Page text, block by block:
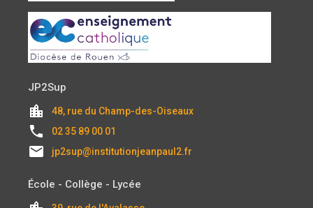
JP2Sup
location_city 48, rue du Champ-des-Oiseaux
local_phone 02 35 89 00 01
email jp2sup@institutionjeanpaul2.fr
École - Collège - Lycée